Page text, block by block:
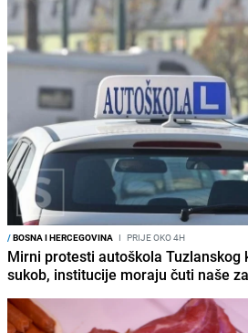
/BOSNA I HERCEGOVINA I PRIJE OKO 4H
Mirni protesti autoškola Tuzlanskog
sukob, institucije moraju čuti naše